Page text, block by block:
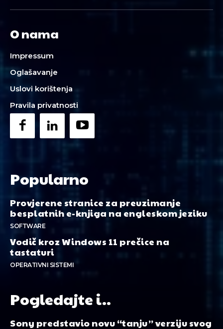
O nama
Impressum
Oglašavanje
Uslovi korištenja
Pravila privatnosti
Popularno
Provjerene stranice za preuzimanje
besplatnih e-knjiga na engleskom jeziku
SOFTWARE
Vodič kroz Windows 11 prečice na
tastaturi
OPERATIVNI SISTEMI
Pogledajte i..
Sony predstavio novu “tanju” verziju svog